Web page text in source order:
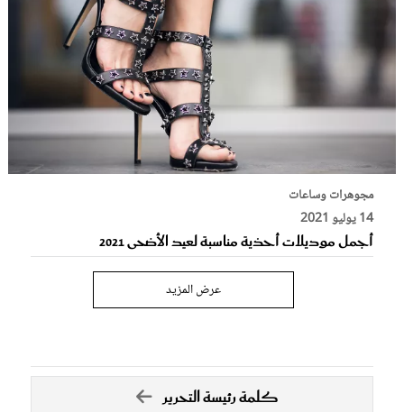
مجوهرات وساعات
14 يوليو 2021
أجمل موديلات أحذية مناسبة لعيد الأضحى 2021
عرض المزيد
كلمة رئيسة التحرير